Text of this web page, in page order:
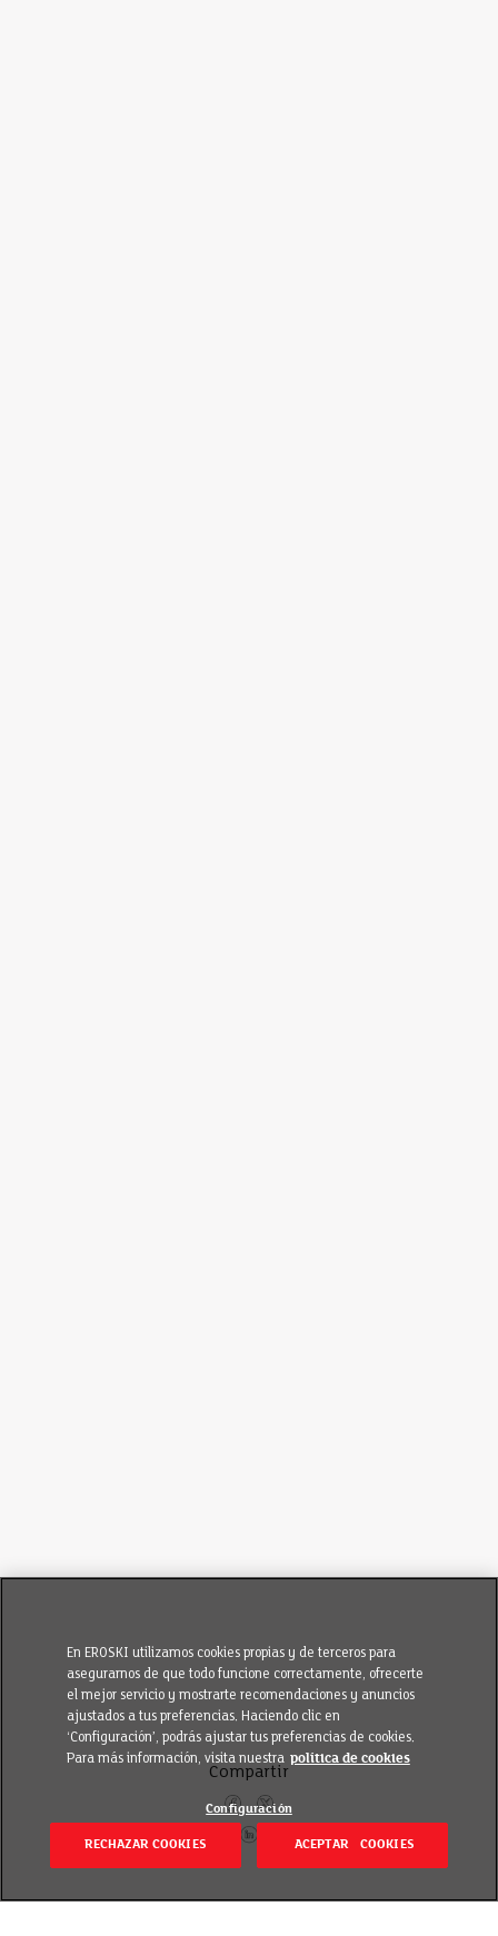
Compartir
En EROSKI utilizamos cookies propias y de terceros para
asegurarnos de que todo funcione correctamente, ofrecerte
el mejor servicio y mostrarte recomendaciones y anuncios
ajustados a tus preferencias. Haciendo clic en
‘Configuración’, podrás ajustar tus preferencias de cookies.
Para más información, visita nuestra política de cookies
Configuración
RECHAZAR COOKIES ACEPTAR COOKIES